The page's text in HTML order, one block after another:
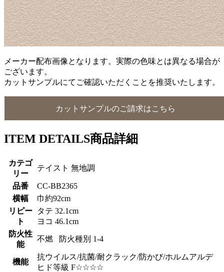
メーカー配布画像となります。実際の色味とは異なる場合が
ございます。
カットサンプルにてご確認いただくことを推奨いたします。
カットサンプルのご請求はこちら
ITEM DETAILS商品詳細
カテゴ
リー
テイスト 無地調
品番
CC-BB2365
横幅
巾約92cm
リピー
ト
タテ 32.1cm
ヨコ 46.1cm
防火性
能
不燃 防火種別 1-4
機能
抗ウイルス/抗菌/耐クラック/防かび/ホルムアルデ
ヒド等級 F☆☆☆☆